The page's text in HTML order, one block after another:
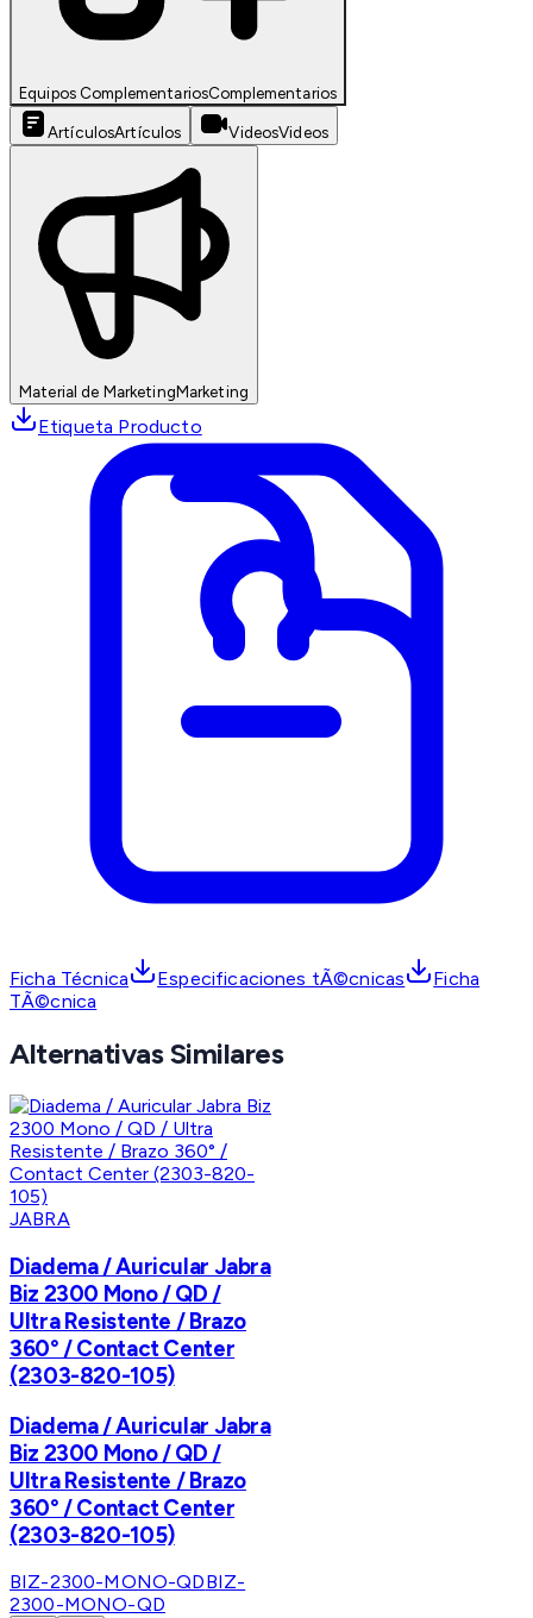
Equipos ComplementariosComplementarios
ArtículosArtículos VideosVideos
Material de MarketingMarketing
Etiqueta Producto
Ficha Técnica Especificaciones tÃ©cnicas
Ficha
TÃ©cnica
Alternativas Similares
JABRA
Diadema / Auricular Jabra
Biz 2300 Mono / QD /
Ultra Resistente / Brazo
360° / Contact Center
(2303-820-105)
Diadema / Auricular Jabra
Biz 2300 Mono / QD /
Ultra Resistente / Brazo
360° / Contact Center
(2303-820-105)
BIZ-2300-MONO-QDBIZ-
2300-MONO-QD